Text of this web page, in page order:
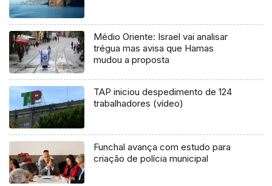
Médio Oriente: Israel vai analisar
trégua mas avisa que Hamas
mudou a proposta
TAP iniciou despedimento de 124
trabalhadores (vídeo)
Funchal avança com estudo para
criação de polícia municipal